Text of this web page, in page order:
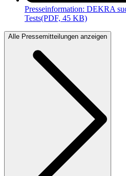
Presseinformation: DEKRA
Tests(PDF, 45 KB)
Alle Pressemitteilungen anzeigen